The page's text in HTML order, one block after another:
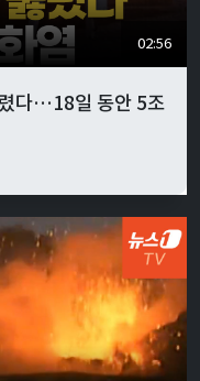
02:56
다…18일 동안 5조